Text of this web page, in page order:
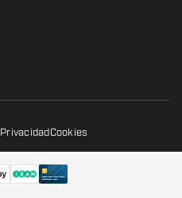
PrivacidadCookies